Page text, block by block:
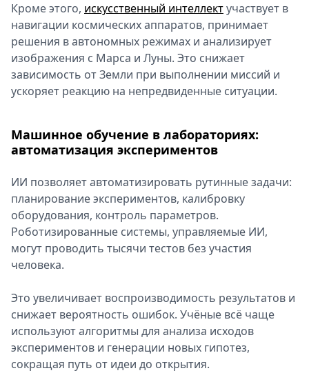
Кроме этого, искусственный интеллектучаствует в
навигации космических аппаратов, принимает
решения в автономных режимах и анализирует
изображения с Марса и Луны. Это снижает
зависимость от Земли при выполнении миссий и
ускоряет реакцию на непредвиденные ситуации.
Машинное обучение в лабораториях:
автоматизация экспериментов
ИИ позволяет автоматизировать рутинные задачи:
планирование экспериментов, калибровку
оборудования, контроль параметров.
Роботизированные системы, управляемые ИИ,
могут проводить тысячи тестов без участия
человека.
Это увеличивает воспроизводимость результатов и
снижает вероятность ошибок. Учёные всё чаще
используют алгоритмы для анализа исходов
экспериментов и генерации новых гипотез,
сокращая путь от идеи до открытия.